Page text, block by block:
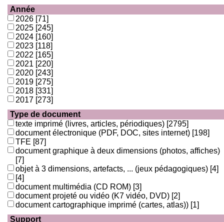
Année
2026 [71]
2025 [245]
2024 [160]
2023 [118]
2022 [165]
2021 [220]
2020 [243]
2019 [275]
2018 [331]
2017 [273]
Type de document
texte imprimé (livres, articles, périodiques) [2795]
document électronique (PDF, DOC, sites internet) [198]
TFE [87]
document graphique à deux dimensions (photos, affiches)
[7]
objet à 3 dimensions, artefacts, ... (jeux pédagogiques) [4]
[4]
document multimédia (CD ROM) [3]
document projeté ou vidéo (K7 vidéo, DVD) [2]
document cartographique imprimé (cartes, atlas)) [1]
Support